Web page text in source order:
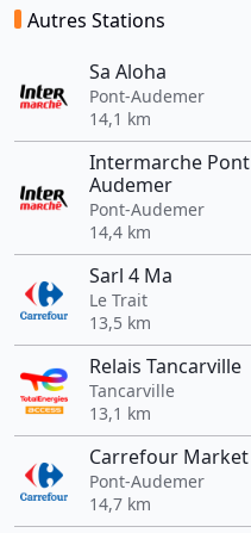
Autres Stations
Sa Aloha
Pont-Audemer
14,1 km
Intermarche Pont
Audemer
Pont-Audemer
14,4 km
Sarl 4 Ma
Le Trait
13,5 km
Relais Tancarville
Tancarville
13,1 km
Carrefour Market
Pont-Audemer
14,7 km